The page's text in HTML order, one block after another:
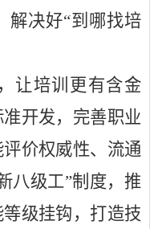
解决好“到哪找培
培训更有含金
开发，完善职业
价权威性、流通
八级工”制度，推
级挂钩，打造技